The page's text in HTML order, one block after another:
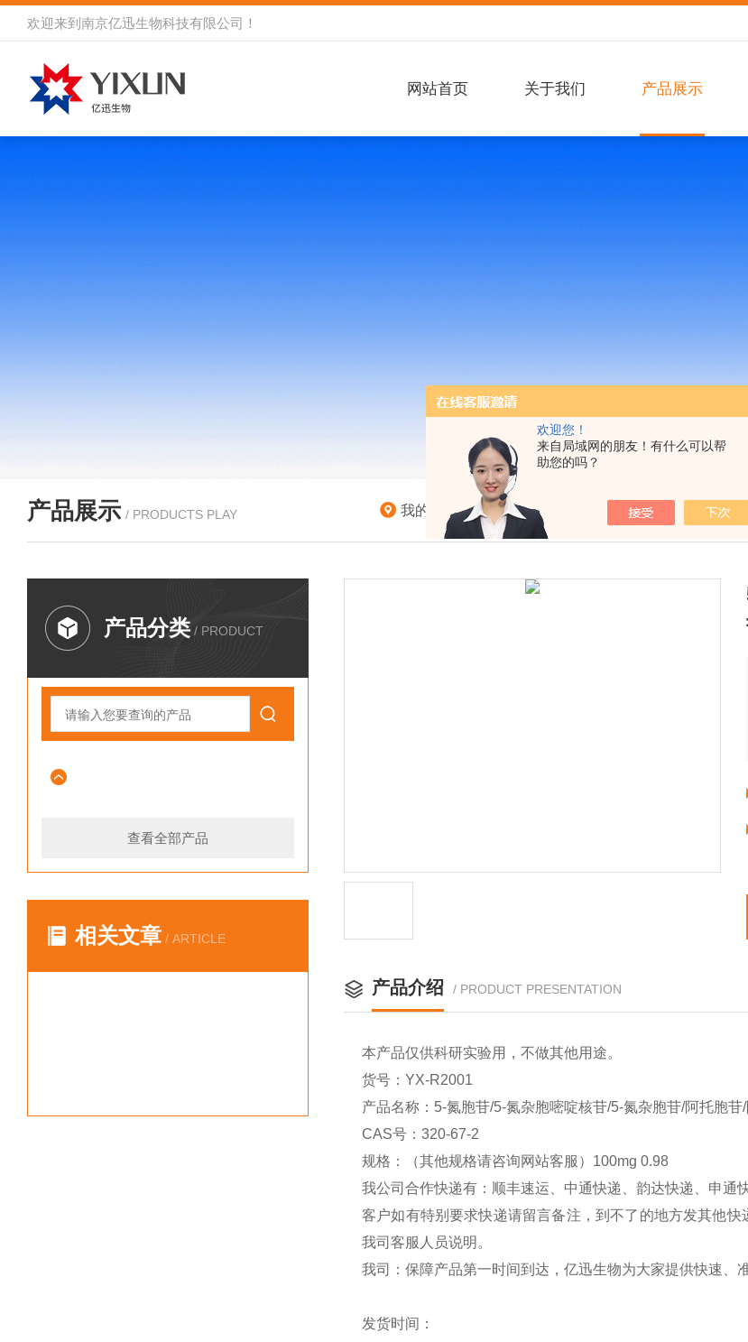
欢迎您！
来自局域网的朋友！有什么可以帮
助您的吗？
欢迎来到 南京亿迅生物科技有限公司 ！
网站首页 关于我们 产品展示
产品展示 / PRODUCTS PLAY 我的位置：首页>产品展示 >5-氮胞苷/5-氮
产品分类 / PRODUCT
查看全部产品
相关文章 / ARTICLE
产品介绍 / PRODUCT PRESENTATION
本产品仅供科研实验用，不做其他用途。
货号：YX-R2001
产品名称：5-氮胞苷/5-氮杂胞嘧啶核苷/5-氮杂胞苷/阿托胞
CAS号：320-67-2
规格：（其他规格请咨询网站客服）100mg 0.98
我公司合作快递有：顺丰速运、中通快递、韵达快递、申通
客户如有特别要求快递请留言备注，到不了的地方发其他
我司客服人员说明。
我司：保障产品第一时间到达，亿迅生物为大家提供快速、
发货时间：